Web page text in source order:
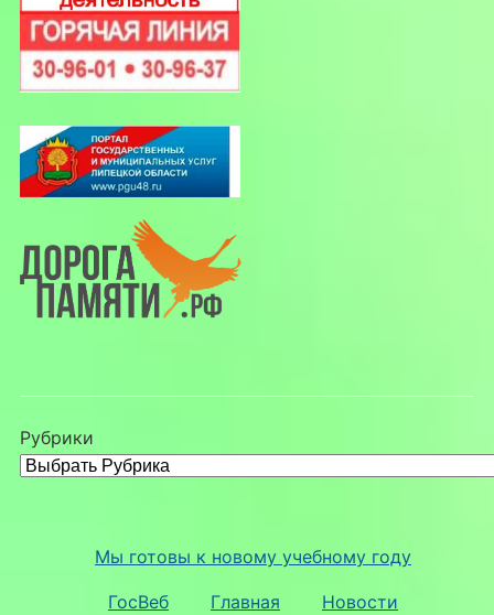
Рубрики
Мы готовы к новому учебному году
ГосВеб Главная Новости